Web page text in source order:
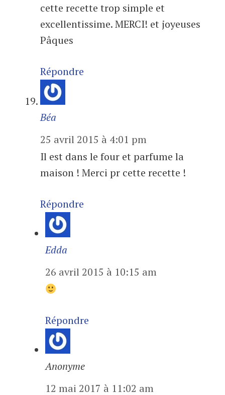
cette recette trop simple et
excellentissime. MERCI! et joyeuses
Pâques
Répondre
Béa
25 avril 2015 à 4:01 pm
Il est dans le four et parfume la
maison ! Merci pr cette recette !
Répondre
Edda
26 avril 2015 à 10:15 am
Répondre
Anonyme
12 mai 2017 à 11:02 am